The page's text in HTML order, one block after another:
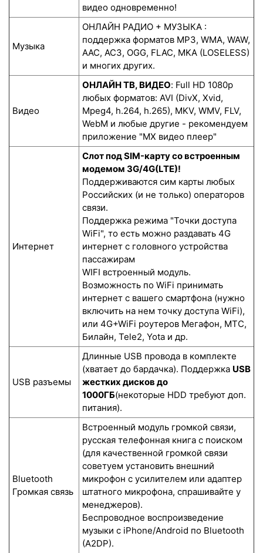
видео одновременно!
Музыка
ОНЛАЙН РАДИО + МУЗЫКА :
поддержка форматов MP3, WMA, WAW,
AAC, AC3, OGG, FLAC, MKA (LOSELESS)
и многих других.
Видео
ОНЛАЙН ТВ, ВИДЕО: Full HD 1080p
любых форматов: AVI (DivX, Xvid,
Mpeg4, h.264, h.265), MKV, WMV, FLV,
WebM и любые другие - рекомендуем
приложение "MX видео плеер"
Интернет
Слот под SIM-карту со встроенным
модемом 3G/4G(LTE)!
Поддерживаются сим карты любых
Российских (и не только) операторов
связи.
Поддержка режима "Точки доступа
WiFi", то есть можно раздавать 4G
интернет с головного устройства
пассажирам
WIFI встроенный модуль.
Возможность по WiFi принимать
интернет с вашего смартфона (нужно
включить на нем точку доступа WiFi),
или 4G+WiFi роутеров Мегафон, МТС,
Билайн, Tele2, Yota и др.
USB разъемы
Длинные USB провода в комплекте
(хватает до бардачка). Поддержка USB
жестких дисков до
1000ГБ(некоторые HDD требуют доп.
питания).
Bluetooth
Громкая связь
Встроенный модуль громкой связи,
русская телефонная книга с поиском
(для качественной громкой связи
советуем установить внешний
микрофон с усилителем или адаптер
штатного микрофона, спрашивайте у
менеджеров).
Беспроводное воспроизведение
музыки с iPhone/Android по Bluetooth
(A2DP).